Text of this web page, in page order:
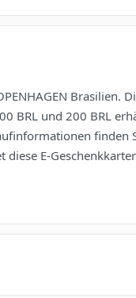
BRL und 200 BRL
diese E-